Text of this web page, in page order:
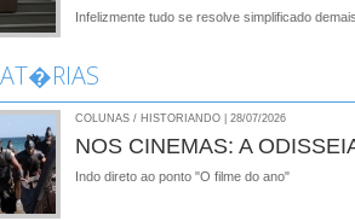
Infelizmente tudo se resolve simplificado
COLUNAS / HISTORIANDO | 28/07/2026
NOS CINEMAS: A
Indo direto ao ponto "O filme do ano"